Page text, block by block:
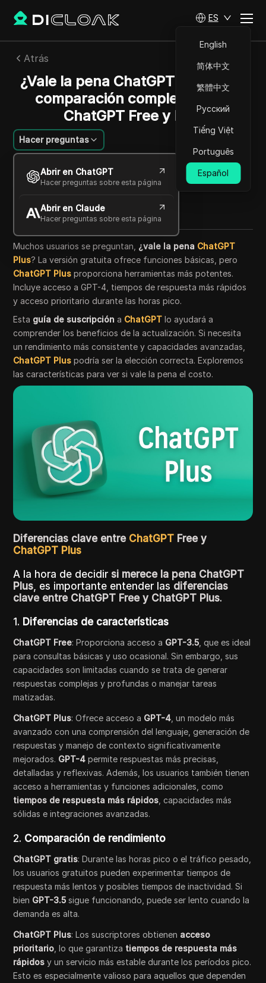
ES
English
简体中文
繁體中文
Русский
Tiếng Việt
Português
Español
Atrás
¿Vale la pena ChatGPT Plus? Una
comparación completa entre
ChatGPT Free y Plus
Hacer preguntas
Abrir en ChatGPT
Hacer preguntas sobre esta página
Abrir en Claude
Hacer preguntas sobre esta página
Sandra Anderson
16 sep 2025 4 minuto de lectura
Copy Link
Muchos usuarios se preguntan, ¿vale la pena ChatGPT
Plus? La versión gratuita ofrece funciones básicas, pero
ChatGPT Plus proporciona herramientas más potentes.
Incluye acceso a GPT-4, tiempos de respuesta más rápidos
y acceso prioritario durante las horas pico.
Esta guía de suscripción a ChatGPTlo ayudará a
comprender los beneficios de la actualización. Si necesita
un rendimiento más consistente y capacidades avanzadas,
ChatGPT Plus podría ser la elección correcta. Exploremos
las características para ver si vale la pena el costo.
Diferencias clave entre ChatGPT Free y
ChatGPT Plus
A la hora de decidir si merece la pena ChatGPT
Plus , es importante entender las diferencias
clave entre ChatGPT Free y ChatGPT Plus.
1. Diferencias de características
ChatGPT Free: Proporciona acceso a GPT-3.5 , que es ideal
para consultas básicas y uso ocasional. Sin embargo, sus
capacidades son limitadas cuando se trata de generar
respuestas complejas y profundas o manejar tareas
matizadas.
ChatGPT Plus: Ofrece acceso a GPT-4 , un modelo más
avanzado con una comprensión del lenguaje, generación de
respuestas y manejo de contexto significativamente
mejorados. GPT-4 permite respuestas más precisas,
detalladas y reflexivas. Además, los usuarios también tienen
acceso a herramientas y funciones adicionales, como
tiempos de respuesta más rápidos , capacidades más
sólidas e integraciones avanzadas.
2. Comparación de rendimiento
ChatGPT gratis: Durante las horas pico o el tráfico pesado,
los usuarios gratuitos pueden experimentar tiempos de
respuesta más lentos y posibles tiempos de inactividad. Si
bien GPT-3.5 sigue funcionando, puede ser lento cuando la
demanda es alta.
ChatGPT Plus: Los suscriptores obtienen acceso
prioritario , lo que garantiza tiempos de respuesta más
rápidos y un servicio más estable durante los períodos pico.
Esto es especialmente valioso para aquellos que dependen